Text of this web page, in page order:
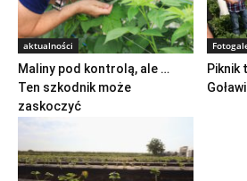
aktualności
Maliny pod kontrolą, ale …
Ten szkodnik może
zaskoczyć
Piknik